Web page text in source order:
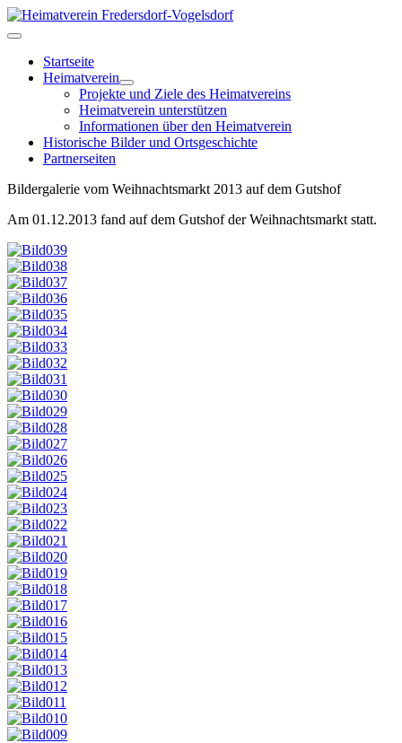
Startseite
Heimatverein
Projekte und Ziele des Heimatvereins
Heimatverein unterstützen
Informationen über den Heimatverein
Historische Bilder und Ortsgeschichte
Partnerseiten
Bildergalerie vom Weihnachtsmarkt 2013 auf dem Gutshof
Am 01.12.2013 fand auf dem Gutshof der Weihnachtsmarkt statt.